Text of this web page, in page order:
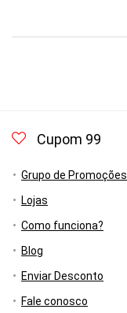
Cupom 99
Grupo de Promoções
Lojas
Como funciona?
Blog
Enviar Desconto
Fale conosco